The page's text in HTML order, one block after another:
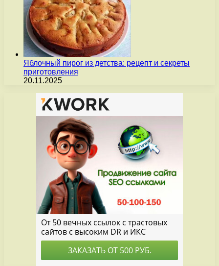
Яблочный пирог из детства: рецепт и секреты
приготовления
20.11.2025